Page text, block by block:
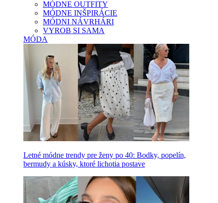
MÓDNE OUTFITY
MÓDNE INŠPIRÁCIE
MÓDNI NÁVRHÁRI
VYROB SI SAMA
MÓDA
Letné módne trendy pre ženy po 40: Bodky, popelín,
bermudy a kúsky, ktoré lichotia postave